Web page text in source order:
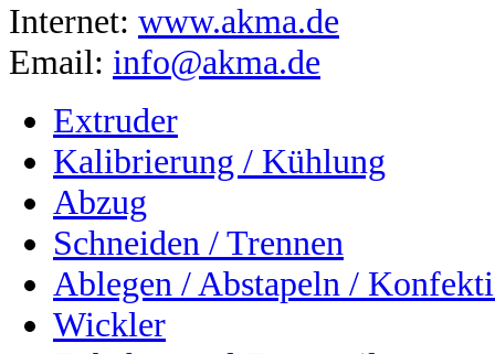
Internet: www.akma.de
Email: info@akma.de
Extruder
Kalibrierung / Kühlung
Abzug
Schneiden / Trennen
Ablegen / Abstapeln /
Wickler